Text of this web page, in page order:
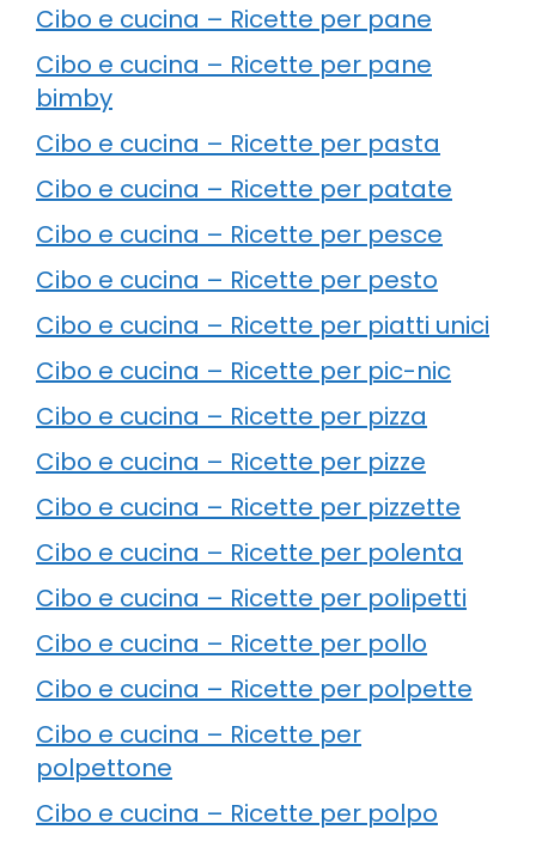
Cibo e cucina – Ricette per pane
Cibo e cucina – Ricette per pane
bimby
Cibo e cucina – Ricette per pasta
Cibo e cucina – Ricette per patate
Cibo e cucina – Ricette per pesce
Cibo e cucina – Ricette per pesto
Cibo e cucina – Ricette per piatti unici
Cibo e cucina – Ricette per pic-nic
Cibo e cucina – Ricette per pizza
Cibo e cucina – Ricette per pizze
Cibo e cucina – Ricette per pizzette
Cibo e cucina – Ricette per polenta
Cibo e cucina – Ricette per polipetti
Cibo e cucina – Ricette per pollo
Cibo e cucina – Ricette per polpette
Cibo e cucina – Ricette per
polpettone
Cibo e cucina – Ricette per polpo